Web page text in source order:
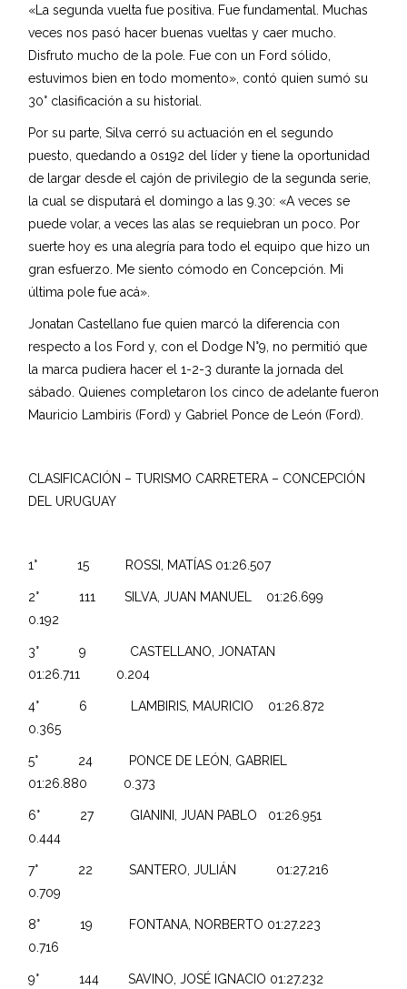
«La segunda vuelta fue positiva. Fue fundamental. Muchas
veces nos pasó hacer buenas vueltas y caer mucho.
Disfruto mucho de la pole. Fue con un Ford sólido,
estuvimos bien en todo momento», contó quien sumó su
30° clasificación a su historial.
Por su parte, Silva cerró su actuación en el segundo
puesto, quedando a 0s192 del líder y tiene la oportunidad
de largar desde el cajón de privilegio de la segunda serie,
la cual se disputará el domingo a las 9.30: «A veces se
puede volar, a veces las alas se requiebran un poco. Por
suerte hoy es una alegría para todo el equipo que hizo un
gran esfuerzo. Me siento cómodo en Concepción. Mi
última pole fue acá».
Jonatan Castellano fue quien marcó la diferencia con
respecto a los Ford y, con el Dodge N°9, no permitió que
la marca pudiera hacer el 1-2-3 durante la jornada del
sábado. Quienes completaron los cinco de adelante fueron
Mauricio Lambiris (Ford) y Gabriel Ponce de León (Ford).
CLASIFICACIÓN – TURISMO CARRETERA – CONCEPCIÓN
DEL URUGUAY
1° 15 ROSSI, MATÍAS 01:26.507
2° 111 SILVA, JUAN MANUEL 01:26.699
0.192
3° 9 CASTELLANO, JONATAN
01:26.711 0.204
4° 6 LAMBIRIS, MAURICIO 01:26.872
0.365
5° 24 PONCE DE LEÓN, GABRIEL
01:26.880 0.373
6° 27 GIANINI, JUAN PABLO 01:26.951
0.444
7° 22 SANTERO, JULIÁN 01:27.216
0.709
8° 19 FONTANA, NORBERTO 01:27.223
0.716
9° 144 SAVINO, JOSÉ IGNACIO 01:27.232